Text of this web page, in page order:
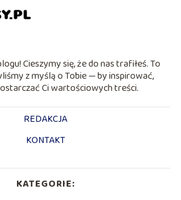
Cieszymy się, że do nas trafiłeś. To
z myślą o Tobie — by inspirować,
Ci wartościowych treści.
REDAKCJA
KONTAKT
KATEGORIE: